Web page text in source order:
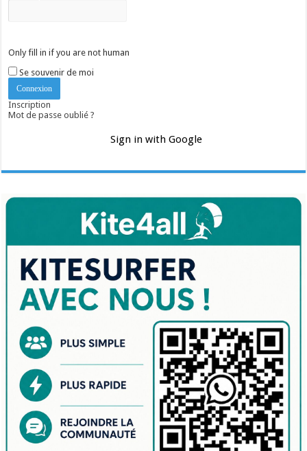
Only fill in if you are not human
Se souvenir de moi
Inscription
Mot de passe oublié ?
Sign in with Google